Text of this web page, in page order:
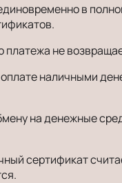
в
платежа не
наличными
на денежные
сертификат